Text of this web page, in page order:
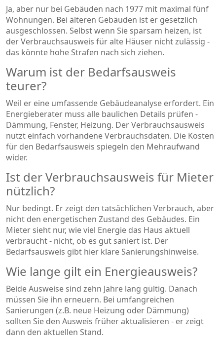
Ja, aber nur bei Gebäuden nach 1977 mit maximal fünf
Wohnungen. Bei älteren Gebäuden ist er gesetzlich
ausgeschlossen. Selbst wenn Sie sparsam heizen, ist
der Verbrauchsausweis für alte Häuser nicht zulässig -
das könnte hohe Strafen nach sich ziehen.
Warum ist der Bedarfsausweis
teurer?
Weil er eine umfassende Gebäudeanalyse erfordert. Ein
Energieberater muss alle baulichen Details prüfen -
Dämmung, Fenster, Heizung. Der Verbrauchsausweis
nutzt einfach vorhandene Verbrauchsdaten. Die Kosten
für den Bedarfsausweis spiegeln den Mehraufwand
wider.
Ist der Verbrauchsausweis für Mieter
nützlich?
Nur bedingt. Er zeigt den tatsächlichen Verbrauch, aber
nicht den energetischen Zustand des Gebäudes. Ein
Mieter sieht nur, wie viel Energie das Haus aktuell
verbraucht - nicht, ob es gut saniert ist. Der
Bedarfsausweis gibt hier klare Sanierungshinweise.
Wie lange gilt ein Energieausweis?
Beide Ausweise sind zehn Jahre lang gültig. Danach
müssen Sie ihn erneuern. Bei umfangreichen
Sanierungen (z.B. neue Heizung oder Dämmung)
sollten Sie den Ausweis früher aktualisieren - er zeigt
dann den aktuellen Stand.